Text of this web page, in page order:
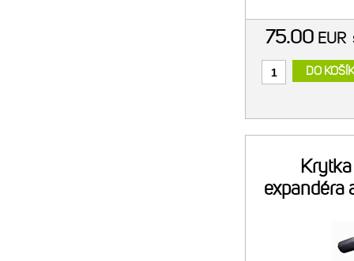
75.00 EUR
DO
expandéra